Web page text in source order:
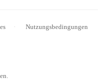
Nutzungsbedingungen